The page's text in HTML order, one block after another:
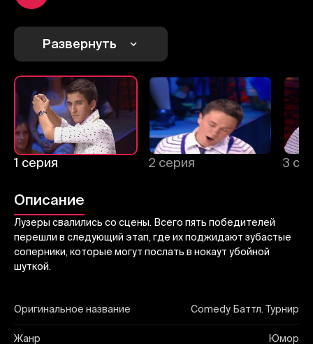
Развернуть
1 серия 2 серия 3
Описание
Лузеры свалились со сцены. Всего пять победителей
перешли в следующий этап, где их поджидают зубастые
соперники, которые могут послать в нокаут убойной
шуткой.
Оригинальное название Comedy Баттл. Турнир
Жанр Юмор
Отправить
Авторизоваться